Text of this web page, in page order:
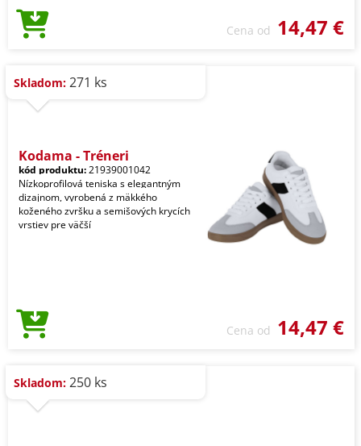
Cena od 14,47 €
Skladom: 271 ks
Kodama - Tréneri
kód produktu:21939001042
Nízkoprofilová teniska s elegantným
dizajnom, vyrobená z mäkkého
koženého zvršku a semišových krycích
vrstiev pre väčší
Cena od 14,47 €
Skladom: 250 ks